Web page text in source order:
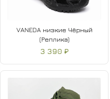
VANEDA низкие Чёрный
(Реплика)
3 390 ₽